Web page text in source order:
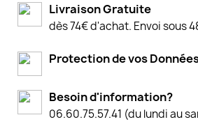
Livraison Gratuite
dès 74€ d'achat. Envoi sous
Protection de vos
Besoin d'information?
06.60.75.57.41 (du lundi au